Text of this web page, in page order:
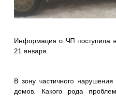
Информация о ЧП поступила
21 января.
В зону частичного
домов. Какого рода